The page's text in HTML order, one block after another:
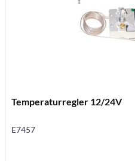
Temperaturregler 12/24V
E7457